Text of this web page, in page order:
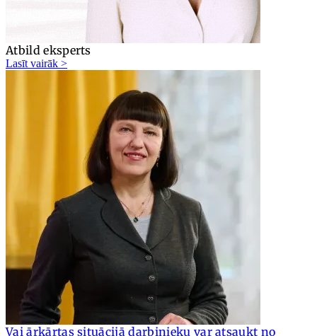
Atbild eksperts
Lasīt vairāk >
Vai ārkārtas situācijā darbinieku var atsaukt no